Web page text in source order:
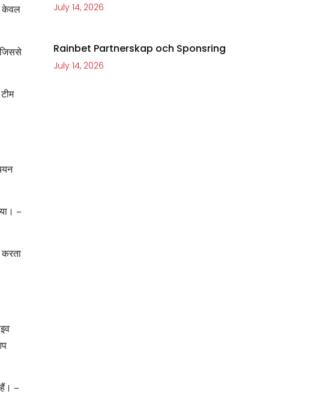
केवल
–
–
July 14, 2026
Rainbet Partnerskap och Sponsring
July 14, 2026